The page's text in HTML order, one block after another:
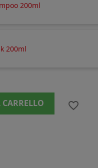
200ml
200ml
favorite_border